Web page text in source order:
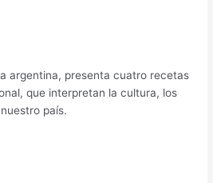
argentina, presenta cuatro recetas
que interpretan la cultura, los
país.